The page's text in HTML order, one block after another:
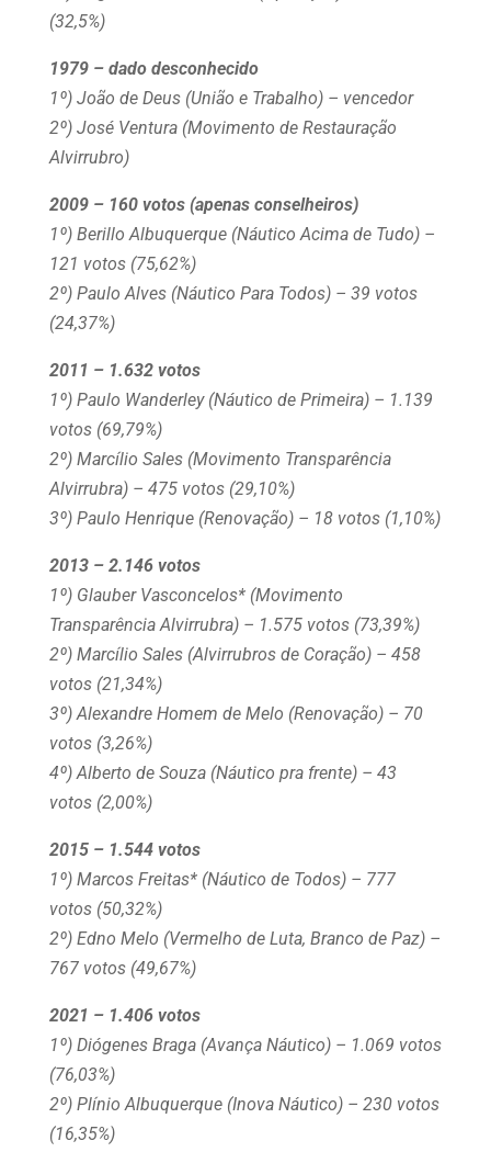
(32,5%)
1979 – dado desconhecido
1º) João de Deus (União e Trabalho) – vencedor
2º) José Ventura (Movimento de Restauração
Alvirrubro)
2009 – 160 votos (apenas conselheiros)
1º) Berillo Albuquerque (Náutico Acima de Tudo) –
121 votos (75,62%)
2º) Paulo Alves (Náutico Para Todos) – 39 votos
(24,37%)
2011 – 1.632 votos
1º) Paulo Wanderley (Náutico de Primeira) – 1.139
votos (69,79%)
2º) Marcílio Sales (Movimento Transparência
Alvirrubra) – 475 votos (29,10%)
3º) Paulo Henrique (Renovação) – 18 votos (1,10%)
2013 – 2.146 votos
1º) Glauber Vasconcelos* (Movimento
Transparência Alvirrubra) – 1.575 votos (73,39%)
2º) Marcílio Sales (Alvirrubros de Coração) – 458
votos (21,34%)
3º) Alexandre Homem de Melo (Renovação) – 70
votos (3,26%)
4º) Alberto de Souza (Náutico pra frente) – 43
votos (2,00%)
2015 – 1.544 votos
1º) Marcos Freitas* (Náutico de Todos) – 777
votos (50,32%)
2º) Edno Melo (Vermelho de Luta, Branco de Paz) –
767 votos (49,67%)
2021 – 1.406 votos
1º) Diógenes Braga (Avança Náutico) – 1.069 votos
(76,03%)
2º) Plínio Albuquerque (Inova Náutico) – 230 votos
(16,35%)